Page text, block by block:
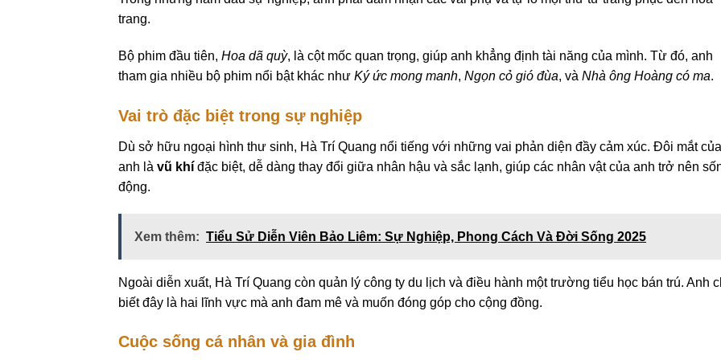
trang.
Bộ phim đầu tiên, Hoa dã quỳ, là cột mốc quan trọng, giúp anh khẳng định tài năng của mình. Từ đó, anh
tham gia nhiều bộ phim nổi bật khác như Ký ức mong manh, Ngọn cỏ gió đùa, và Nhà ông Hoàng có ma.
Vai trò đặc biệt trong sự nghiệp
Dù sở hữu ngoại hình thư sinh, Hà Trí Quang nổi tiếng với những vai phản diện đầy cảm xúc. Đôi mắt của
anh là vũ khí đặc biệt, dễ dàng thay đổi giữa nhân hậu và sắc lạnh, giúp các nhân vật của anh trở nên
động.
Xem thêm: Tiểu Sử Diễn Viên Bảo Liêm: Sự Nghiệp, Phong Cách Và Đời Sống 2025
Ngoài diễn xuất, Hà Trí Quang còn quản lý công ty du lịch và điều hành một trường tiểu học bán trú. Anh
biết đây là hai lĩnh vực mà anh đam mê và muốn đóng góp cho cộng đồng.
Cuộc sống cá nhân và gia đình